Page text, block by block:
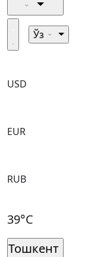
Ўз
USD
EUR
RUB
39°C
Тошкент